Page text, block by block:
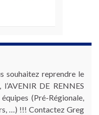
souhaitez reprendre le
DE RENNES
(Pré-Régionale,
…) !!! Contactez Greg